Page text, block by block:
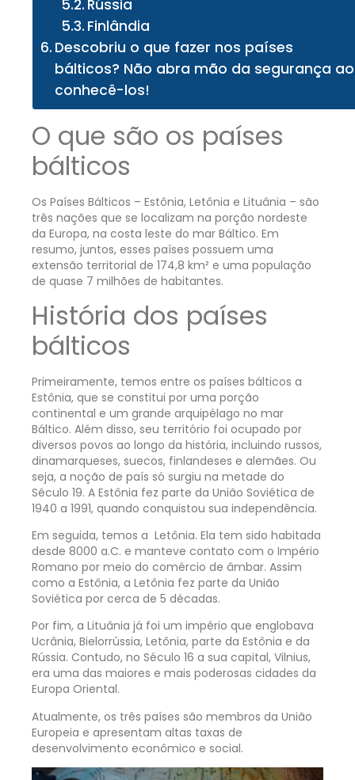
Rússia
Finlândia
Descobriu o que fazer nos países
bálticos? Não abra mão da segurança ao
conhecê-los!
O que são os países
bálticos
Os Países Bálticos – Estônia, Letônia e Lituânia – são
três nações que se localizam na porção nordeste
da Europa, na costa leste do mar Báltico. Em
resumo, juntos, esses países possuem uma
extensão territorial de 174,8 km² e uma população
de quase 7 milhões de habitantes.
História dos países
bálticos
Primeiramente, temos entre os países bálticos a
Estônia, que se constitui por uma porção
continental e um grande arquipélago no mar
Báltico. Além disso, seu território foi ocupado por
diversos povos ao longo da história, incluindo russos,
dinamarqueses, suecos, finlandeses e alemães. Ou
seja, a noção de país só surgiu na metade do
Século 19. A Estônia fez parte da União Soviética de
1940 a 1991, quando conquistou sua independência.
Em seguida, temos a Letônia. Ela tem sido habitada
desde 8000 a.C. e manteve contato com o Império
Romano por meio do comércio de âmbar. Assim
como a Estônia, a Letônia fez parte da União
Soviética por cerca de 5 décadas.
Por fim, a Lituânia já foi um império que englobava
Ucrânia, Bielorrússia, Letônia, parte da Estônia e da
Rússia. Contudo, no Século 16 a sua capital, Vilnius,
era uma das maiores e mais poderosas cidades da
Europa Oriental.
Atualmente, os três países são membros da União
Europeia e apresentam altas taxas de
desenvolvimento econômico e social.